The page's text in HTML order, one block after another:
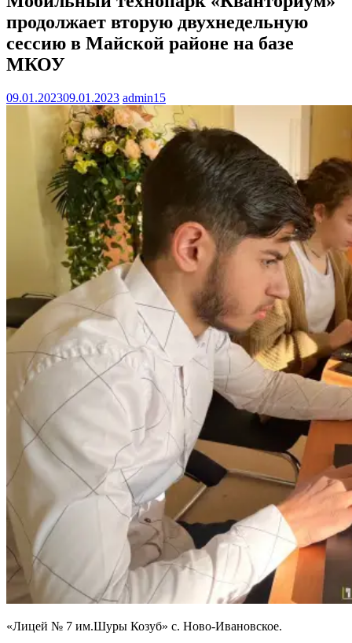
продолжает вторую двухнедельную
сессию в Майской районе на базе
МКОУ
09.01.202309.01.2023 admin15
«Лицей № 7 им.Шуры Козуб» с. Ново-Ивановское.